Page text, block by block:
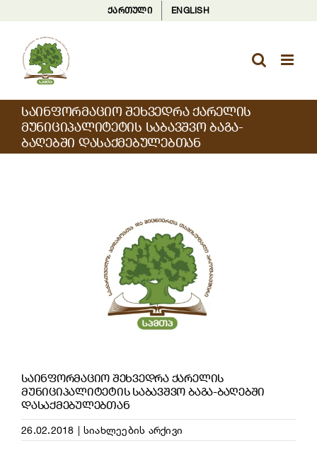
to
content
ქართული ENGLISH
ᲡᲐᲘᲜᲤᲝᲠᲛᲐᲪᲘᲝ ᲨᲔᲮᲕᲔᲓᲠᲐ ᲥᲐᲠᲔᲚᲘᲡ
ᲛᲣᲜᲘᲪᲘᲞᲐᲚᲘᲢᲔᲢᲘᲡ ᲡᲐᲑᲐᲕᲨᲕᲝ ᲑᲐᲒᲐ-
ᲑᲐᲦᲔᲑᲨᲘ ᲓᲐᲡᲐᲥᲛᲔᲑᲣᲚᲔᲑᲗᲐᲜ
ᲡᲐᲘᲜᲤᲝᲠᲛᲐᲪᲘᲝ ᲨᲔᲮᲕᲔᲓᲠᲐ ᲥᲐᲠᲔᲚᲘᲡ
ᲛᲣᲜᲘᲪᲘᲞᲐᲚᲘᲢᲔᲢᲘᲡ ᲡᲐᲑᲐᲕᲨᲕᲝ ᲑᲐᲒᲐ-ᲑᲐᲦᲔᲑᲨᲘ
ᲓᲐᲡᲐᲥᲛᲔᲑᲣᲚᲔᲑᲗᲐᲜ
26.02.2018 | სიახლეების არქივი